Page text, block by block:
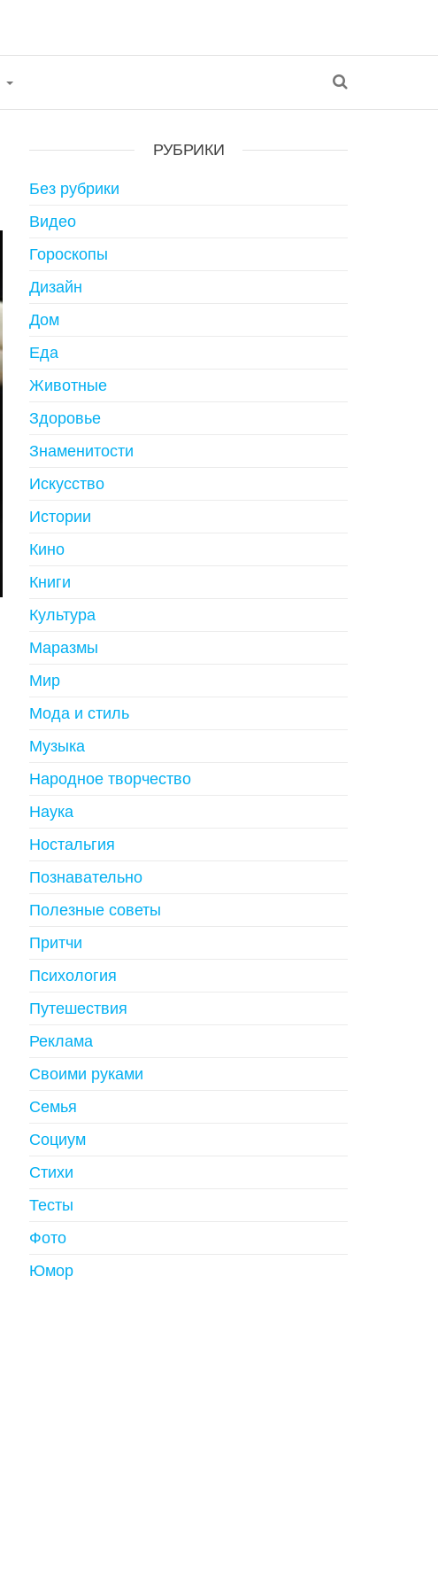
РУБРИКИ
Без рубрики
Видео
Гороскопы
Дизайн
Дом
Еда
Животные
Здоровье
Знаменитости
Искусство
Истории
Кино
Книги
Культура
Маразмы
Мир
Мода и стиль
Музыка
Народное творчество
Наука
Ностальгия
Познавательно
Полезные советы
Притчи
Психология
Путешествия
Реклама
Своими руками
Семья
Социум
Стихи
Тесты
Фото
Юмор